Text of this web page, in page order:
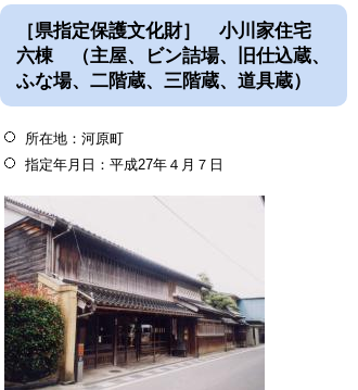
［県指定保護文化財］ 小川家住宅
六棟 （主屋、ビン詰場、旧仕込蔵、
ふな場、二階蔵、三階蔵、道具蔵）
所在地：河原町
指定年月日：平成27年４月７日